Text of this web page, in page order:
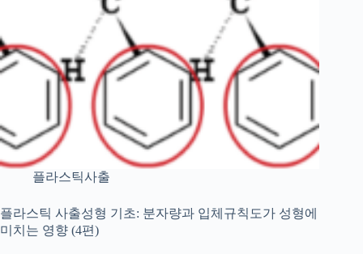
플라스틱사출
플라스틱 사출성형 기초: 분자량과 입체규칙도가 성형에
미치는 영향 (4편)